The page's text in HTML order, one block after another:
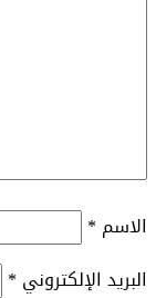
الاسم *
البريد الإلكتروني *